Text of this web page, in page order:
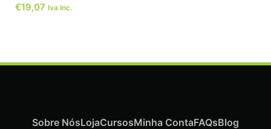
€19,07 Iva Inc.
Sobre NósLojaCursosMinha ContaFAQsBlog